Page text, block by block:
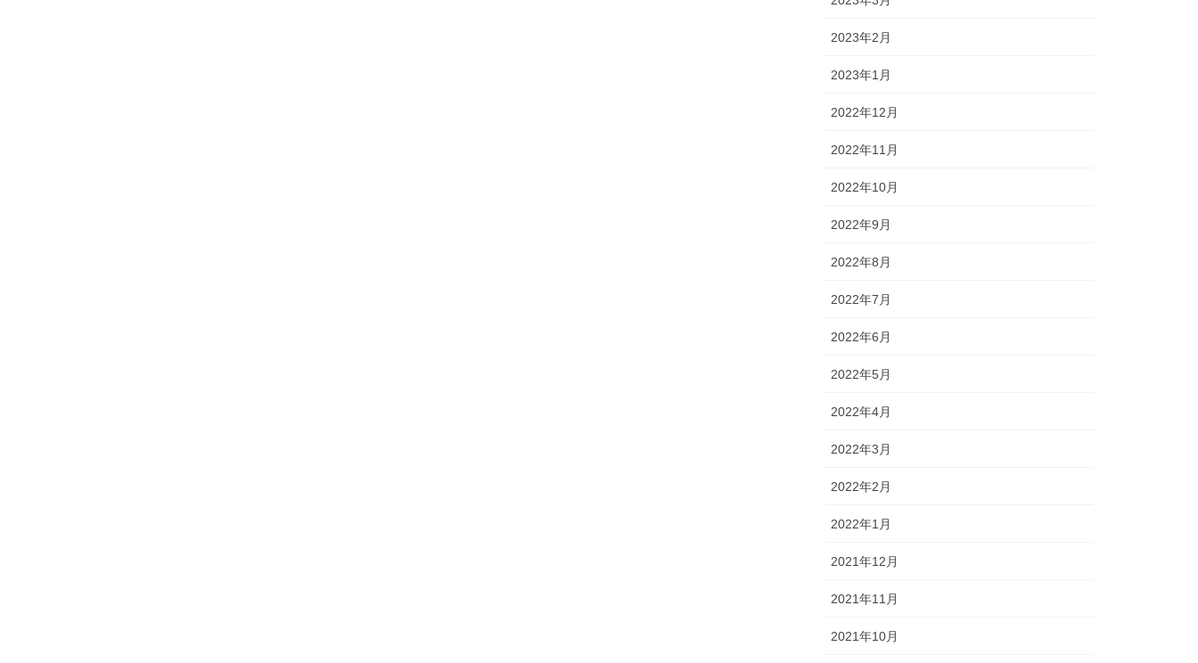
2023年2月
2023年1月
2022年12月
2022年11月
2022年10月
2022年9月
2022年8月
2022年7月
2022年6月
2022年5月
2022年4月
2022年3月
2022年2月
2022年1月
2021年12月
2021年11月
2021年10月